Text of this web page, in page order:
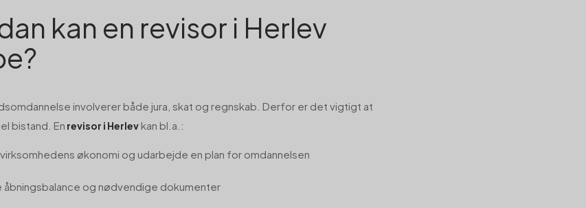
kan en revisor i Herlev
involverer både jura, skat og regnskab. Derfor er det vigtigt at
bistand. En revisor i Herlev kan bl.a.:
økonomi og udarbejde en plan for omdannelsen
åbningsbalance og nødvendige dokumenter